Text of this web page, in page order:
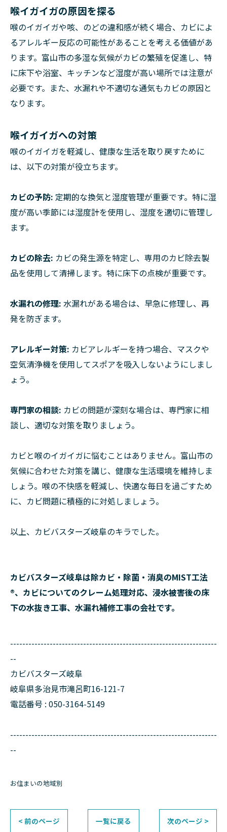
喉イガイガの原因を探る
喉のイガイガや咳、のどの違和感が続く場合、カビによ
るアレルギー反応の可能性があることを考える価値があ
ります。富山市の多湿な気候がカビの繁殖を促進し、特
に床下や浴室、キッチンなど湿度が高い場所では注意が
必要です。また、水漏れや不適切な通気もカビの原因と
なります。
喉イガイガへの対策
喉のイガイガを軽減し、健康な生活を取り戻すために
は、以下の対策が役立ちます。
カビの予防: 定期的な換気と湿度管理が重要です。特に湿
度が高い季節には湿度計を使用し、湿度を適切に管理し
ます。
カビの除去: カビの発生源を特定し、専用のカビ除去製
品を使用して清掃します。特に床下の点検が重要です。
水漏れの修理: 水漏れがある場合は、早急に修理し、再
発を防ぎます。
アレルギー対策: カビアレルギーを持つ場合、マスクや
空気清浄機を使用してスポアを吸入しないようにしまし
ょう。
専門家の相談: カビの問題が深刻な場合は、専門家に相
談し、適切な対策を取りましょう。
カビと喉のイガイガに悩むことはありません。富山市の
気候に合わせた対策を講じ、健康な生活環境を維持しま
しょう。喉の不快感を軽減し、快適な毎日を過ごすため
に、カビ問題に積極的に対処しましょう。
以上、カビバスターズ岐阜のキラでした。
カビバスターズ岐阜は除カビ・除菌・消臭のMIST工法
®、カビについてのクレーム処理対応、浸水被害後の床
下の水抜き工事、水漏れ補修工事の会社です。
--------------------------------------------------------------------
--
カビバスターズ岐阜
岐阜県多治見市滝呂町16-121-7
電話番号 : 050-3164-5149
--------------------------------------------------------------------
--
お住まいの地域別
< 前のページ 一覧に戻る 次のページ >